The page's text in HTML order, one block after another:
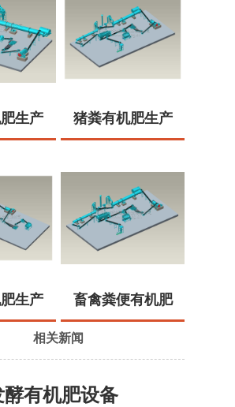
生产
猪粪有机肥生产
线
生产
畜禽粪便有机肥
生产线
相关新闻
酵有机肥设备